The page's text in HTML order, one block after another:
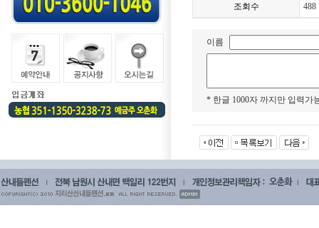
조회수 488
이름
* 한글 1000자 까지만 입력가